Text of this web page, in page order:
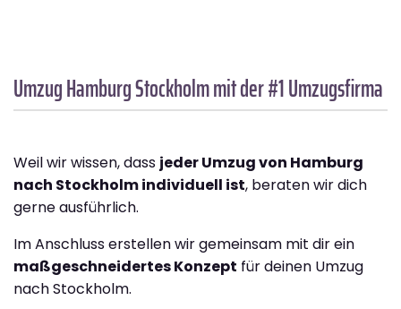
Umzug HamburgStockholmmit der #1 Umzugsfirma
Weil wir wissen, dass jeder Umzug von Hamburg
nach Stockholm individuell ist, beraten wir dich
gerne ausführlich.
Im Anschluss erstellen wir gemeinsam mit dir ein
maßgeschneidertes Konzept für deinen Umzug
nach Stockholm.